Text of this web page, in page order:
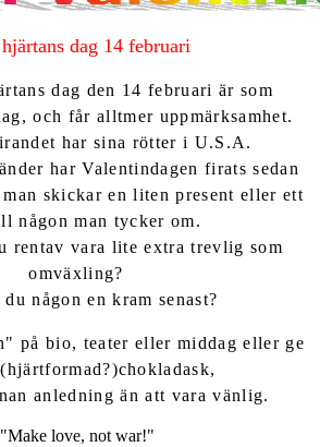
dag 14 februari
dag den 14 februari är som
och får alltmer uppmärksamhet.
har sina rötter i U.S.A.
har Valentindagen firats sedan
skickar en liten present eller ett
någon man tycker om.
rentav vara lite extra trevlig som
omväxling?
någon en kram senast?
på bio, teater eller middag eller ge
anledning än att vara vänlig.
love, not war!"